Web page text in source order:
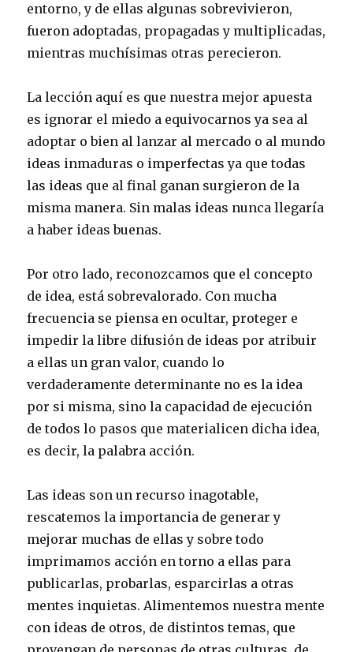
entorno, y de ellas algunas sobrevivieron,
fueron adoptadas, propagadas y multiplicadas,
mientras muchísimas otras perecieron.
La lección aquí es que nuestra mejor apuesta
es ignorar el miedo a equivocarnos ya sea al
adoptar o bien al lanzar al mercado o al mundo
ideas inmaduras o imperfectas ya que todas
las ideas que al final ganan surgieron de la
misma manera. Sin malas ideas nunca llegaría
a haber ideas buenas.
Por otro lado, reconozcamos que el concepto
de idea, está sobrevalorado. Con mucha
frecuencia se piensa en ocultar, proteger e
impedir la libre difusión de ideas por atribuir
a ellas un gran valor, cuando lo
verdaderamente determinante no es la idea
por si misma, sino la capacidad de ejecución
de todos lo pasos que materialicen dicha idea,
es decir, la palabra acción.
Las ideas son un recurso inagotable,
rescatemos la importancia de generar y
mejorar muchas de ellas y sobre todo
imprimamos acción en torno a ellas para
publicarlas, probarlas, esparcirlas a otras
mentes inquietas. Alimentemos nuestra mente
con ideas de otros, de distintos temas, que